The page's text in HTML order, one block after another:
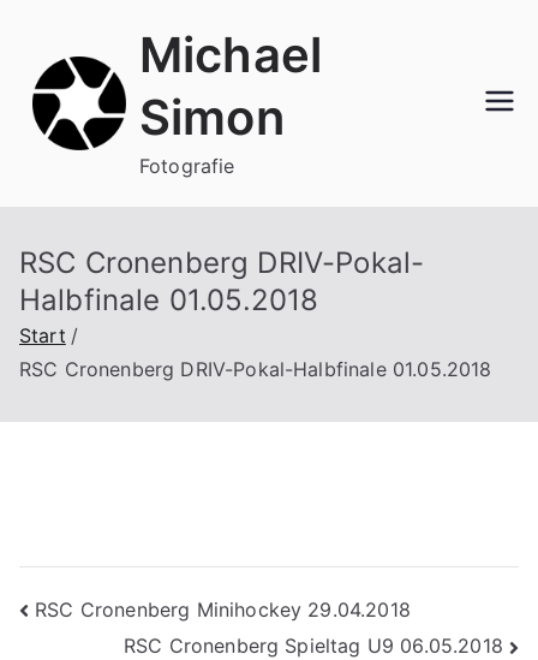
springen
Michael
Simon
Fotografie
RSC Cronenberg DRIV-Pokal-
Halbfinale 01.05.2018
Start
RSC Cronenberg DRIV-Pokal-Halbfinale 01.05.2018
Beitragsnavigation
RSC Cronenberg Minihockey 29.04.2018
RSC Cronenberg Spieltag U9 06.05.2018